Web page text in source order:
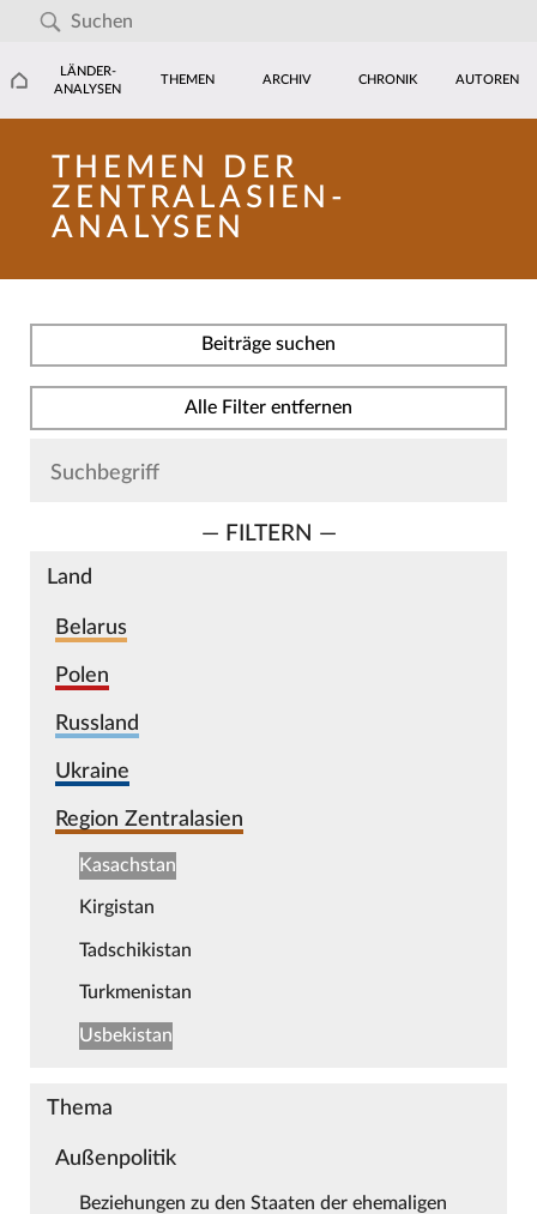
LÄNDER-
ANALYSEN
THEMEN ARCHIV CHRONIK AUTOREN
THEMEN DER
ZENTRALASIEN-
ANALYSEN
Beiträge suchen
Alle Filter entfernen
— FILTERN —
Land
Belarus
Polen
Russland
Ukraine
Region Zentralasien
Kasachstan
Kirgistan
Tadschikistan
Turkmenistan
Usbekistan
Thema
Außenpolitik
Beziehungen zu den Staaten der ehemaligen